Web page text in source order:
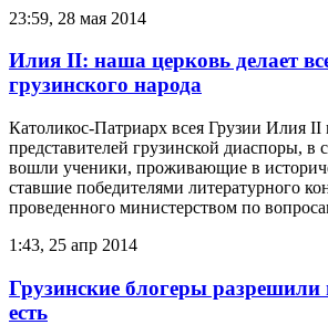
23:59, 28 мая 2014
Илия II: наша церковь делает
грузинского народа
Католикос-Патриарх всея Грузии Илия
представителей грузинской диаспоры, в
вошли ученики, проживающие в
ставшие победителями литературного
проведенного министерством по
1:43, 25 апр 2014
Грузинские блогеры
есть